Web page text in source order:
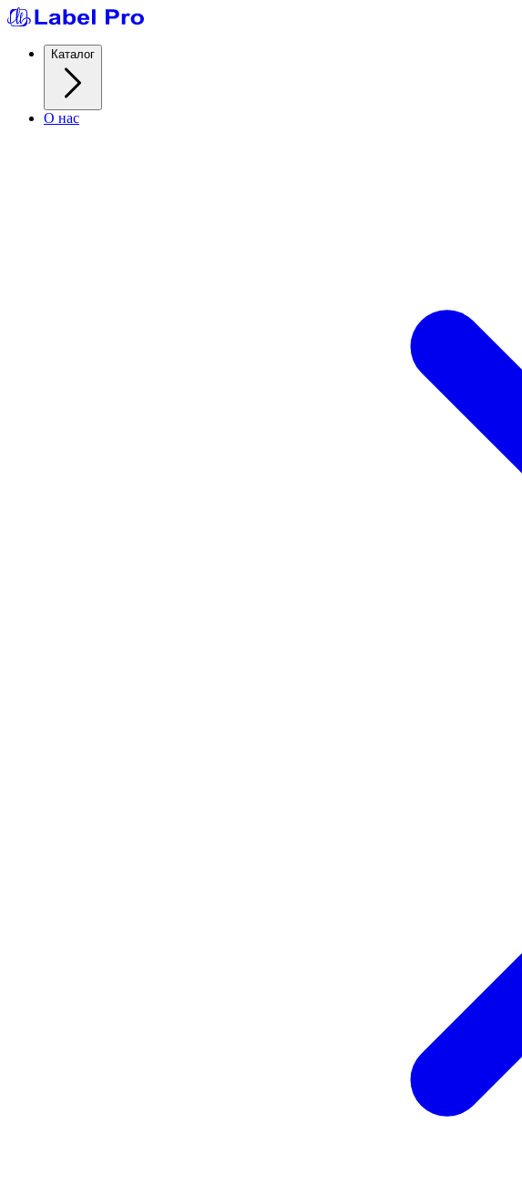
Каталог
О нас